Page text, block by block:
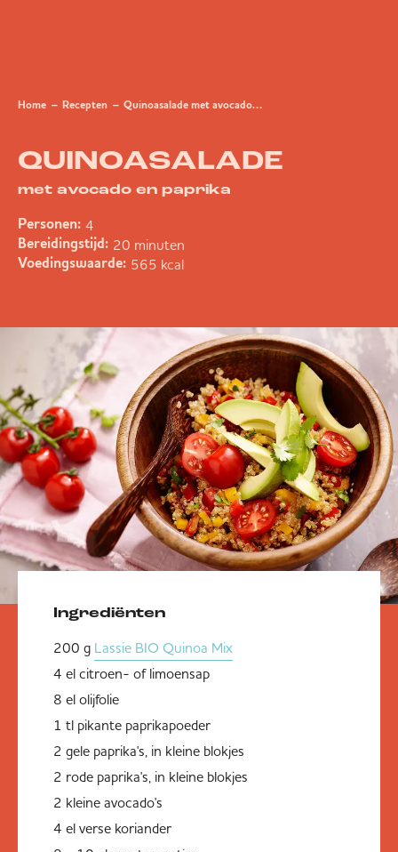
Home Recepten Quinoasalade met avocado en paprika
QUINOASALADE
met avocado en paprika
Personen: 4
Bereidingstijd: 20 minuten
Voedingswaarde: 565 kcal
Ingrediënten
200 g Lassie BIO Quinoa Mix
4 el citroen- of limoensap
8 el olijfolie
1 tl pikante paprikapoeder
2 gele paprika's, in kleine blokjes
2 rode paprika's, in kleine blokjes
2 kleine avocado's
4 el verse koriander